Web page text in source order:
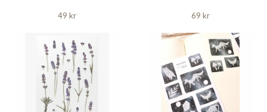
49 kr 69 kr